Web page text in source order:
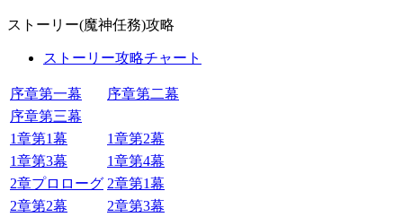
ストーリー(魔神任務)攻略
ストーリー攻略チャート
序章第一幕
序章第二幕
序章第三幕
1章第1幕
1章第2幕
1章第3幕
1章第4幕
2章プロローグ 2章第1幕
2章第2幕
2章第3幕